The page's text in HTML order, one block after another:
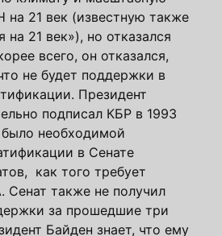
на 21 век (известную также
на 21 век»), но отказался
всего, он отказался,
не будет поддержки в
Президент
подписал КБР в 1993
было необходимой
в Сенате
как того требует
Сенат также не получил
за прошедшие три
Байден знает, что ему